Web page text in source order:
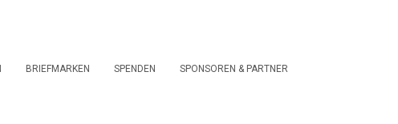
BRIEFMARKEN SPENDEN SPONSOREN & PARTNER